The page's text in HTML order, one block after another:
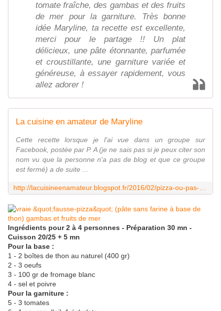
tomate fraîche, des gambas et des fruits
de mer pour la garniture. Très bonne
idée Maryline, ta recette est excellente,
merci pour le partage !! Un plat
délicieux, une pâte étonnante, parfumée
et croustillante, une garniture variée et
généreuse, à essayer rapidement, vous
allez adorer !
La cuisine en amateur de Maryline
Cette recette lorsque je l'ai vue dans un groupe sur
Facebook, postée par P. A (je ne sais pas si je peux citer son
nom vu que la personne n'a pas de blog et que ce groupe
est fermé) a de suite ...
Ingrédients pour 2 à 4 personnes - Préparation 30 mn -
Cuisson 20/25 + 5 mn
Pour la base :
1 - 2 boîtes de thon au naturel (400 gr)
2 - 3 oeufs
3 - 100 gr de fromage blanc
4 - sel et poivre
Pour la garniture :
5 - 3 tomates